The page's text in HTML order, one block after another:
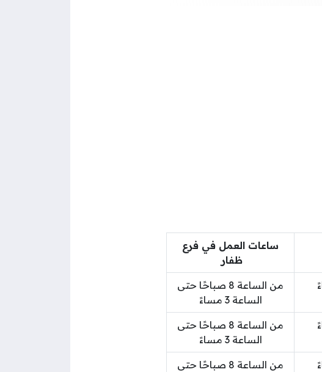
ساعات العمل في فرع
ظفار
من الساعة 8 صباحًا حتى
الساعة 3 مساءً
من الساعة 8 صباحًا حتى
الساعة 3 مساءً
من الساعة 8 صباحًا حتى